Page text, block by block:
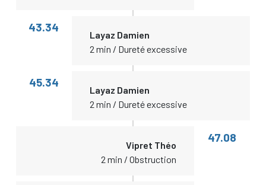
43.34
Layaz Damien
2 min / Dureté excessive
45.34
Layaz Damien
2 min / Dureté excessive
Vipret Théo
2 min / Obstruction
47.08